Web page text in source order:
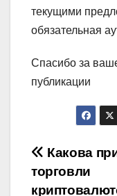
текущими
обязательная
Спасибо за
публикации
по
Какова
торговли